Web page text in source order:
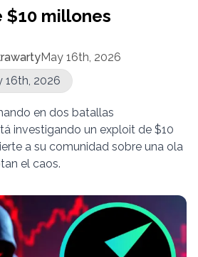
$10 millones
May 16th, 2026
16th, 2026
en dos batallas
investigando un exploit de $10
a su comunidad sobre una ola
el caos.